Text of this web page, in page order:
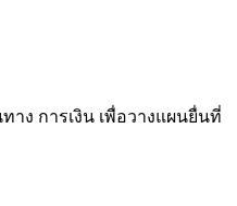
าง การเงิน เพื่อวางแผนยื่นที่